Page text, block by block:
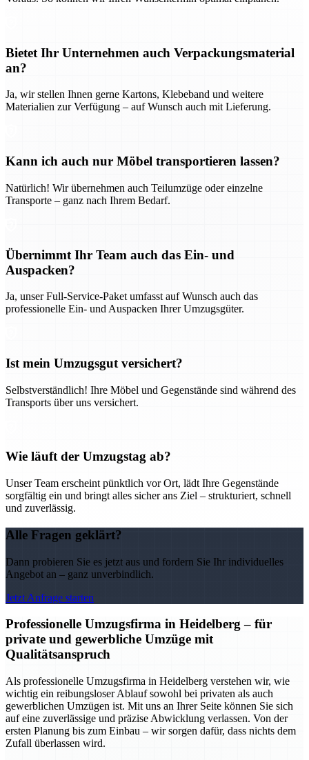
Bietet Ihr Unternehmen auch Verpackungsmaterial
an?
Ja, wir stellen Ihnen gerne Kartons, Klebeband und weitere
Materialien zur Verfügung – auf Wunsch auch mit Lieferung.
Kann ich auch nur Möbel transportieren lassen?
Natürlich! Wir übernehmen auch Teilumzüge oder einzelne
Transporte – ganz nach Ihrem Bedarf.
Übernimmt Ihr Team auch das Ein- und
Auspacken?
Ja, unser Full-Service-Paket umfasst auf Wunsch auch das
professionelle Ein- und Auspacken Ihrer Umzugsgüter.
Ist mein Umzugsgut versichert?
Selbstverständlich! Ihre Möbel und Gegenstände sind während des
Transports über uns versichert.
Wie läuft der Umzugstag ab?
Unser Team erscheint pünktlich vor Ort, lädt Ihre Gegenstände
sorgfältig ein und bringt alles sicher ans Ziel – strukturiert, schnell
und zuverlässig.
Alle Fragen geklärt?
Dann probieren Sie es jetzt aus und fordern Sie Ihr individuelles
Angebot an – ganz unverbindlich.
Jetzt Anfrage starten
Professionelle Umzugsfirma in Heidelberg – für
private und gewerbliche Umzüge mit
Qualitätsanspruch
Als professionelle Umzugsfirma in Heidelberg verstehen wir, wie
wichtig ein reibungsloser Ablauf sowohl bei privaten als auch
gewerblichen Umzügen ist. Mit uns an Ihrer Seite können Sie sich
auf eine zuverlässige und präzise Abwicklung verlassen. Von der
ersten Planung bis zum Einbau – wir sorgen dafür, dass nichts dem
Zufall überlassen wird.